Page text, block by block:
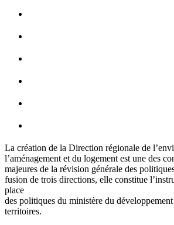
La création de la Direction régionale de
l‌’aménagement et du logement est une des
majeures de la révision générale des
fusion de trois directions, elle constitue
place
des politiques du ministère du
territoires.